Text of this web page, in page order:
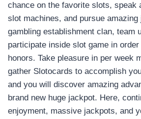
chance on the favorite slots, speak
slot machines, and pursue
gambling establishment clan, team
participate inside slot game in
honors. Take pleasure in per week
gather Slotocards to accomplish
and you will discover amazing
brand new huge jackpot. Here,
enjoyment, massive jackpots, and